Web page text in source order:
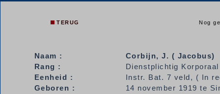
TERUG Nog
Naam :
Corbijn, J. ( Jacobus)
Rang :
Dienstplichtig Korporaal
Eenheid :
Instr. Bat. 7 veld, ( In
Geboren :
14 november 1919 te